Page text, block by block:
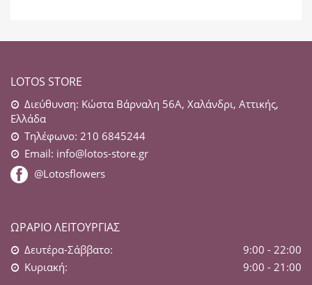
LOTOS STORE
Διεύθυνση: Κώστα Βάρναλη 56Α, Χαλάνδρι, Αττικής,
Ελλάδα
Τηλέφωνο: 210 6845244
Email: info@lotos-store.gr
@Lotosflowers
ΩΡΆΡΙΟ ΛΕΙΤΟΥΡΓΊΑΣ
Δευτέρα-Σάββατο:
9:00 - 22:00
Κυριακή:
9:00 - 21:00